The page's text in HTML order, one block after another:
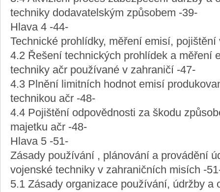
techniky dodavatelským způsobem -39-
Hlava 4 -44-
Technické prohlídky, měření emisí,
4.2 Řešení technických prohlídek a měření
techniky ačr používané v zahraničí -47-
4.3 Plnění limitních hodnot emisí
technikou ačr -48-
4.4 Pojištění odpovědnosti za škodu
majetku ačr -48-
Hlava 5 -51-
Zásady používání , plánování a provádění
vojenské techniky v zahraničních misích -
5.1 Zásady organizace používání, údržby a